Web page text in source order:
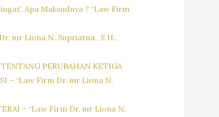
Apa Maksudnya ? “Law Firm
iur Liona N. Supriatna., S.H.,
PERUBAHAN KETIGA
– “Law Firm Dr. iur Liona N.
– “Law Firm Dr. iur Liona N.